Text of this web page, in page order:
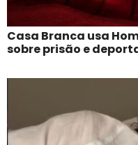
Casa Branca usa
sobre prisão e